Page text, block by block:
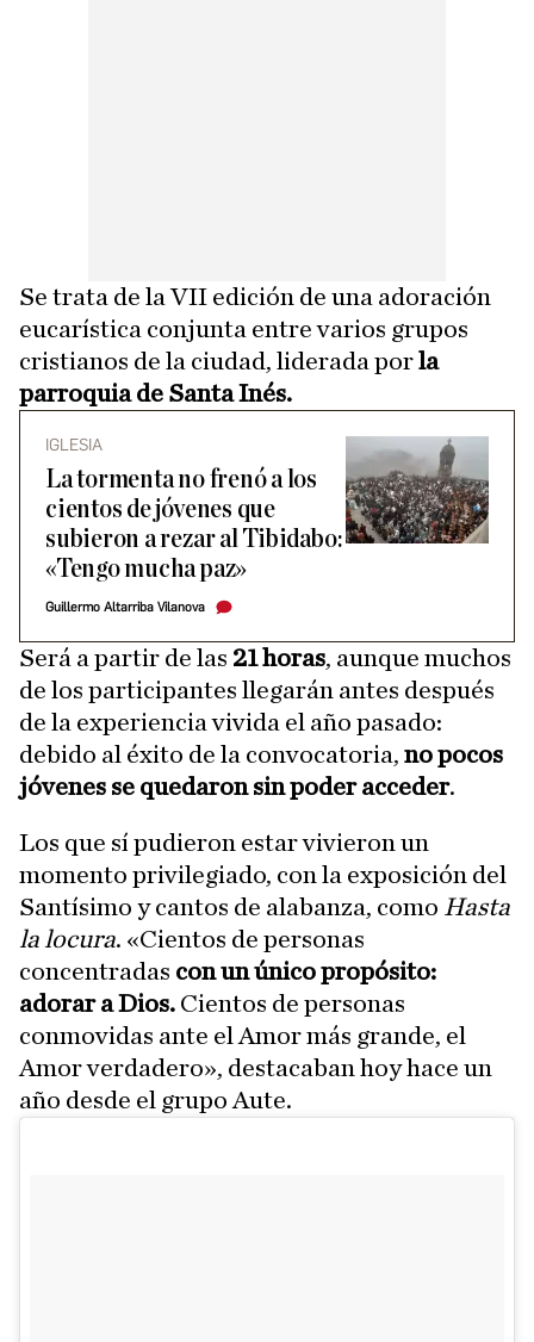
Se trata de la VII edición de una adoración
eucarística conjunta entre varios grupos
cristianos de la ciudad, liderada porla
parroquia de Santa Inés.
IGLESIA
La tormenta no frenó a los
cientos de jóvenes que
subieron a rezar al Tibidabo:
«Tengo mucha paz»
Guillermo Altarriba Vilanova
Será a partir de las 21 horas, aunque muchos
de los participantes llegarán antes después
de la experiencia vivida el año pasado:
debido al éxito de la convocatoria, no pocos
jóvenes se quedaron sin poder acceder.
Los que sí pudieron estar vivieron un
momento privilegiado, con la exposición del
Santísimo y cantos de alabanza, como Hasta
la locura. «Cientos de personas
concentradas con un único propósito:
adorar a Dios. Cientos de personas
conmovidas ante el Amor más grande, el
Amor verdadero», destacaban hoy hace un
año desde el grupo Aute.